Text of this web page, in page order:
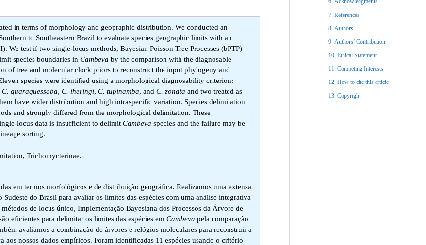
in terms of morphology and geopraphic distribution. We conducted an
to Southeastern Brazil to evaluate species geographic limits with an
test if two single-locus methods, Bayesian Poisson Tree Processes (bPTP)
species boundaries in Cambeva by the comparison with the diagnosable
of tree and molecular clock priors to reconstruct the input phylogeny and
species were identified using a morphological diagnosability criterion:
C. guaraquessaba, C. iheringi, C. tupinamba, and C. zonata and two treated as
have wider distribution and high intraspecific variation. Species delimitation
and strongly differed from the morphological delimitation. These
locus data is insufficient to delimit Cambeva species and the failure may be
sorting.
Trichomycterinae.
em termos morfológicos e de distribuição geográfica. Realizamos uma extensa
Sudeste do Brasil para avaliar os limites das espécies com uma análise integrativa
de locus único, Implementação Bayesiana dos Processos da Árvore de
eficientes para delimitar os limites das espécies em Cambeva pela comparação
avaliamos a combinação de árvores e relógios moleculares para reconstruir a
nossos dados empíricos. Foram identificadas 11 espécies usando o critério
References​
Authors
Authors’ Contribution
Ethical Statement​
Competing Interests
How to cite this article
Copyright​